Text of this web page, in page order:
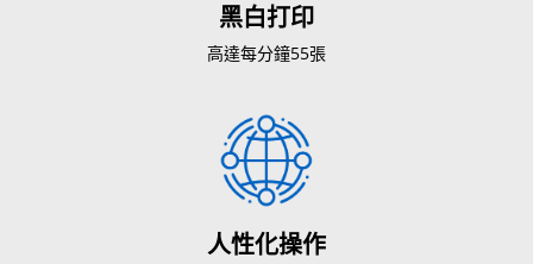
黑白打印
高達每分鐘55張
人性化操作